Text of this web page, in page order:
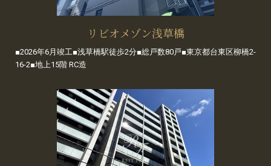
リビオメゾン浅草橋
■2026年6月竣工■浅草橋駅徒歩2分■総戸数80戸■東京都台東区柳橋2-
16-2■地上15階 RC造